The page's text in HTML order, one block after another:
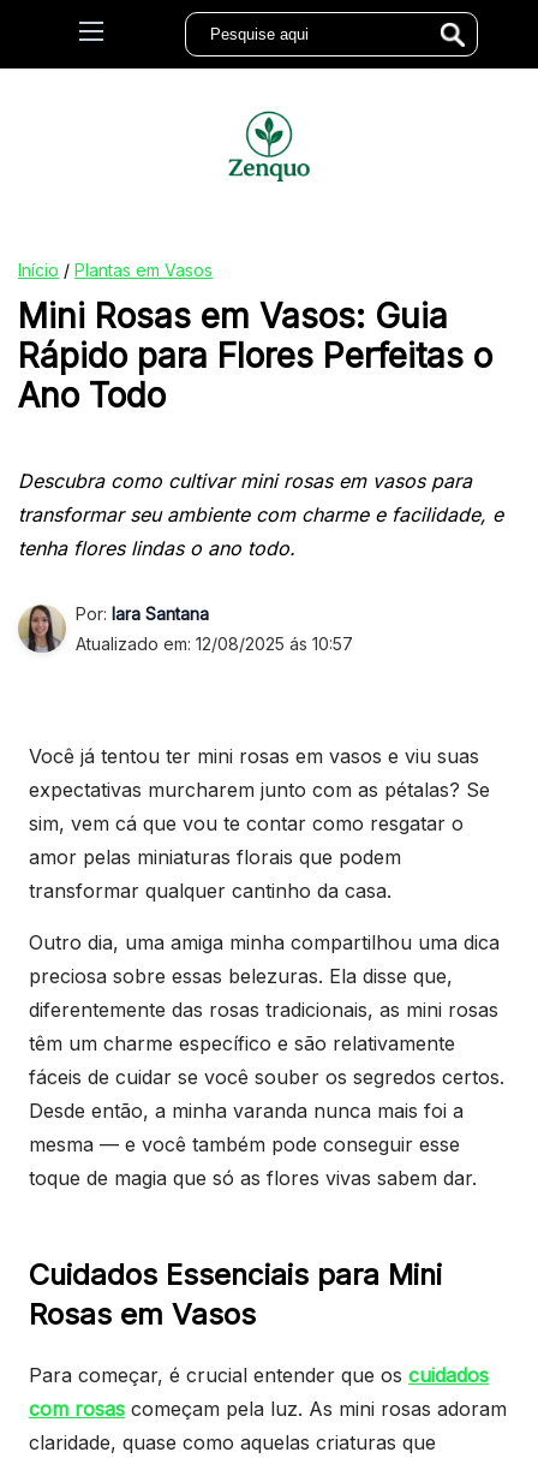
Início / Plantas em Vasos
Mini Rosas em Vasos: Guia
Rápido para Flores Perfeitas o
Ano Todo
Descubra como cultivar mini rosas em vasos para
transformar seu ambiente com charme e facilidade, e
tenha flores lindas o ano todo.
Por: Iara Santana
Atualizado em: 12/08/2025 ás 10:57
Você já tentou ter mini rosas em vasos e viu suas
expectativas murcharem junto com as pétalas? Se
sim, vem cá que vou te contar como resgatar o
amor pelas miniaturas florais que podem
transformar qualquer cantinho da casa.
Outro dia, uma amiga minha compartilhou uma dica
preciosa sobre essas belezuras. Ela disse que,
diferentemente das rosas tradicionais, as mini rosas
têm um charme específico e são relativamente
fáceis de cuidar se você souber os segredos certos.
Desde então, a minha varanda nunca mais foi a
mesma — e você também pode conseguir esse
toque de magia que só as flores vivas sabem dar.
Cuidados Essenciais para Mini
Rosas em Vasos
Para começar, é crucial entender que os cuidados
com rosas começam pela luz. As mini rosas adoram
claridade, quase como aquelas criaturas que